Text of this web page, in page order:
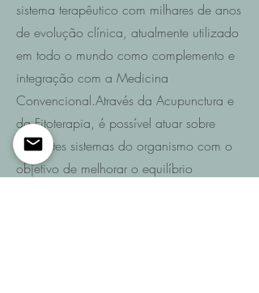
sistema terapêutico com milhares de anos
de evolução clínica, atualmente utilizado
em todo o mundo como complemento e
integração com a Medicina
Convencional.Através da Acupunctura e
da Fitoterapia, é possível atuar sobre
diferentes sistemas do organismo com o
objetivo de melhorar o equilíbrio